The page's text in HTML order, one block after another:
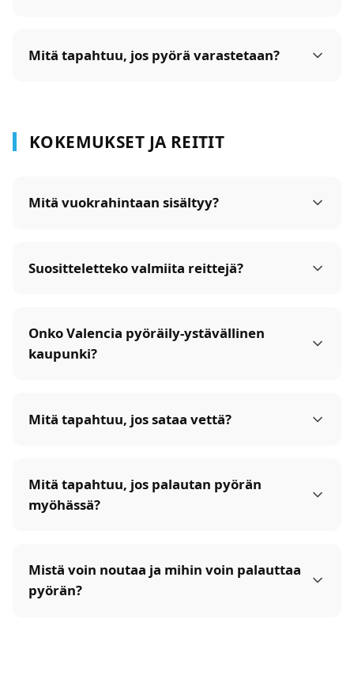
Mitä tapahtuu, jos pyörä varastetaan?
KOKEMUKSET JA REITIT
Mitä vuokrahintaan sisältyy?
Suositteletteko valmiita reittejä?
Onko Valencia pyöräily-ystävällinen
kaupunki?
Mitä tapahtuu, jos sataa vettä?
Mitä tapahtuu, jos palautan pyörän
myöhässä?
Mistä voin noutaa ja mihin voin palauttaa
pyörän?